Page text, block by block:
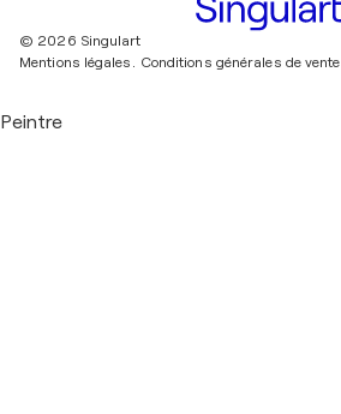
© 2026 Singulart
Mentions légales.
Conditions générales de vente
Peintre